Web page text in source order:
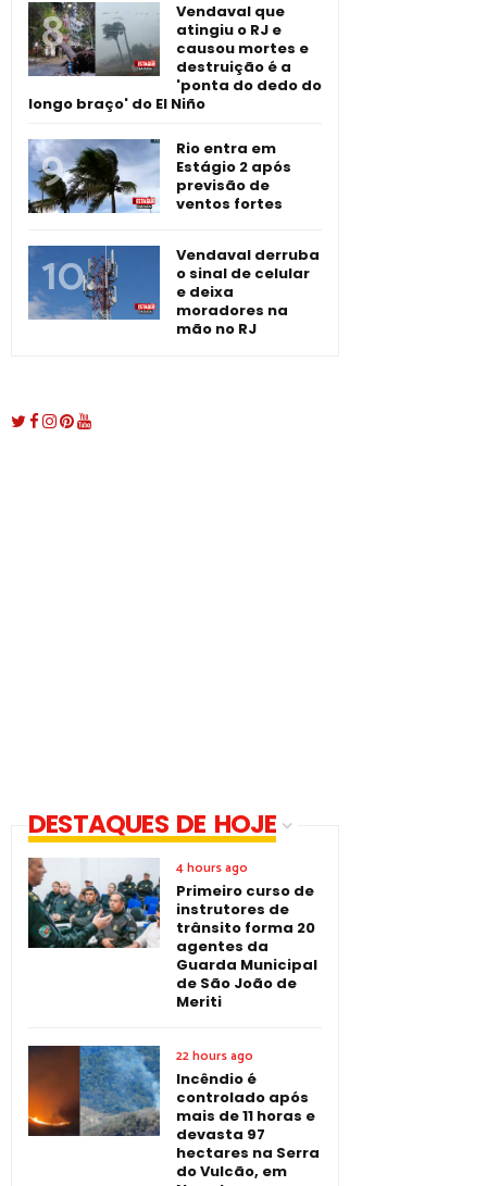
Vendaval que
atingiu o RJ e
causou mortes e
destruição é a
'ponta do dedo do
longo braço' do El Niño
Rio entra em
Estágio 2 após
previsão de
ventos fortes
Vendaval derruba
o sinal de celular
e deixa
moradores na
mão no RJ
DESTAQUES DE HOJE
4 hours ago
Primeiro curso de
instrutores de
trânsito forma 20
agentes da
Guarda Municipal
de São João de
Meriti
22 hours ago
Incêndio é
controlado após
mais de 11 horas e
devasta 97
hectares na Serra
do Vulcão, em